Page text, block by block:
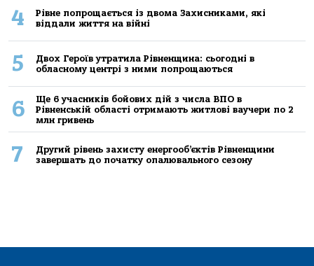
4
Рівне попрощається із двома Захисниками, які
віддали життя на війні
5
Двох Героїв утратила Рівненщина: сьогодні в
обласному центрі з ними попрощаються
6
Ще 6 учасників бойових дій з числа ВПО в
Рівненській області отримають житлові ваучери по 2
млн гривень
7
Другий рівень захисту енергооб’єктів Рівненщини
завершать до початку опалювального сезону